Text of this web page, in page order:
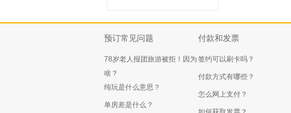
预订常见问题
78岁老人报团旅游被拒！因为
啥？
纯玩是什么意思？
单房差是什么？
付款和发票
签约可以刷卡吗？
付款方式有哪些？
怎么网上支付？